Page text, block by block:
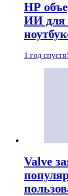
HP
ИИ для
1 год спустя
Valve